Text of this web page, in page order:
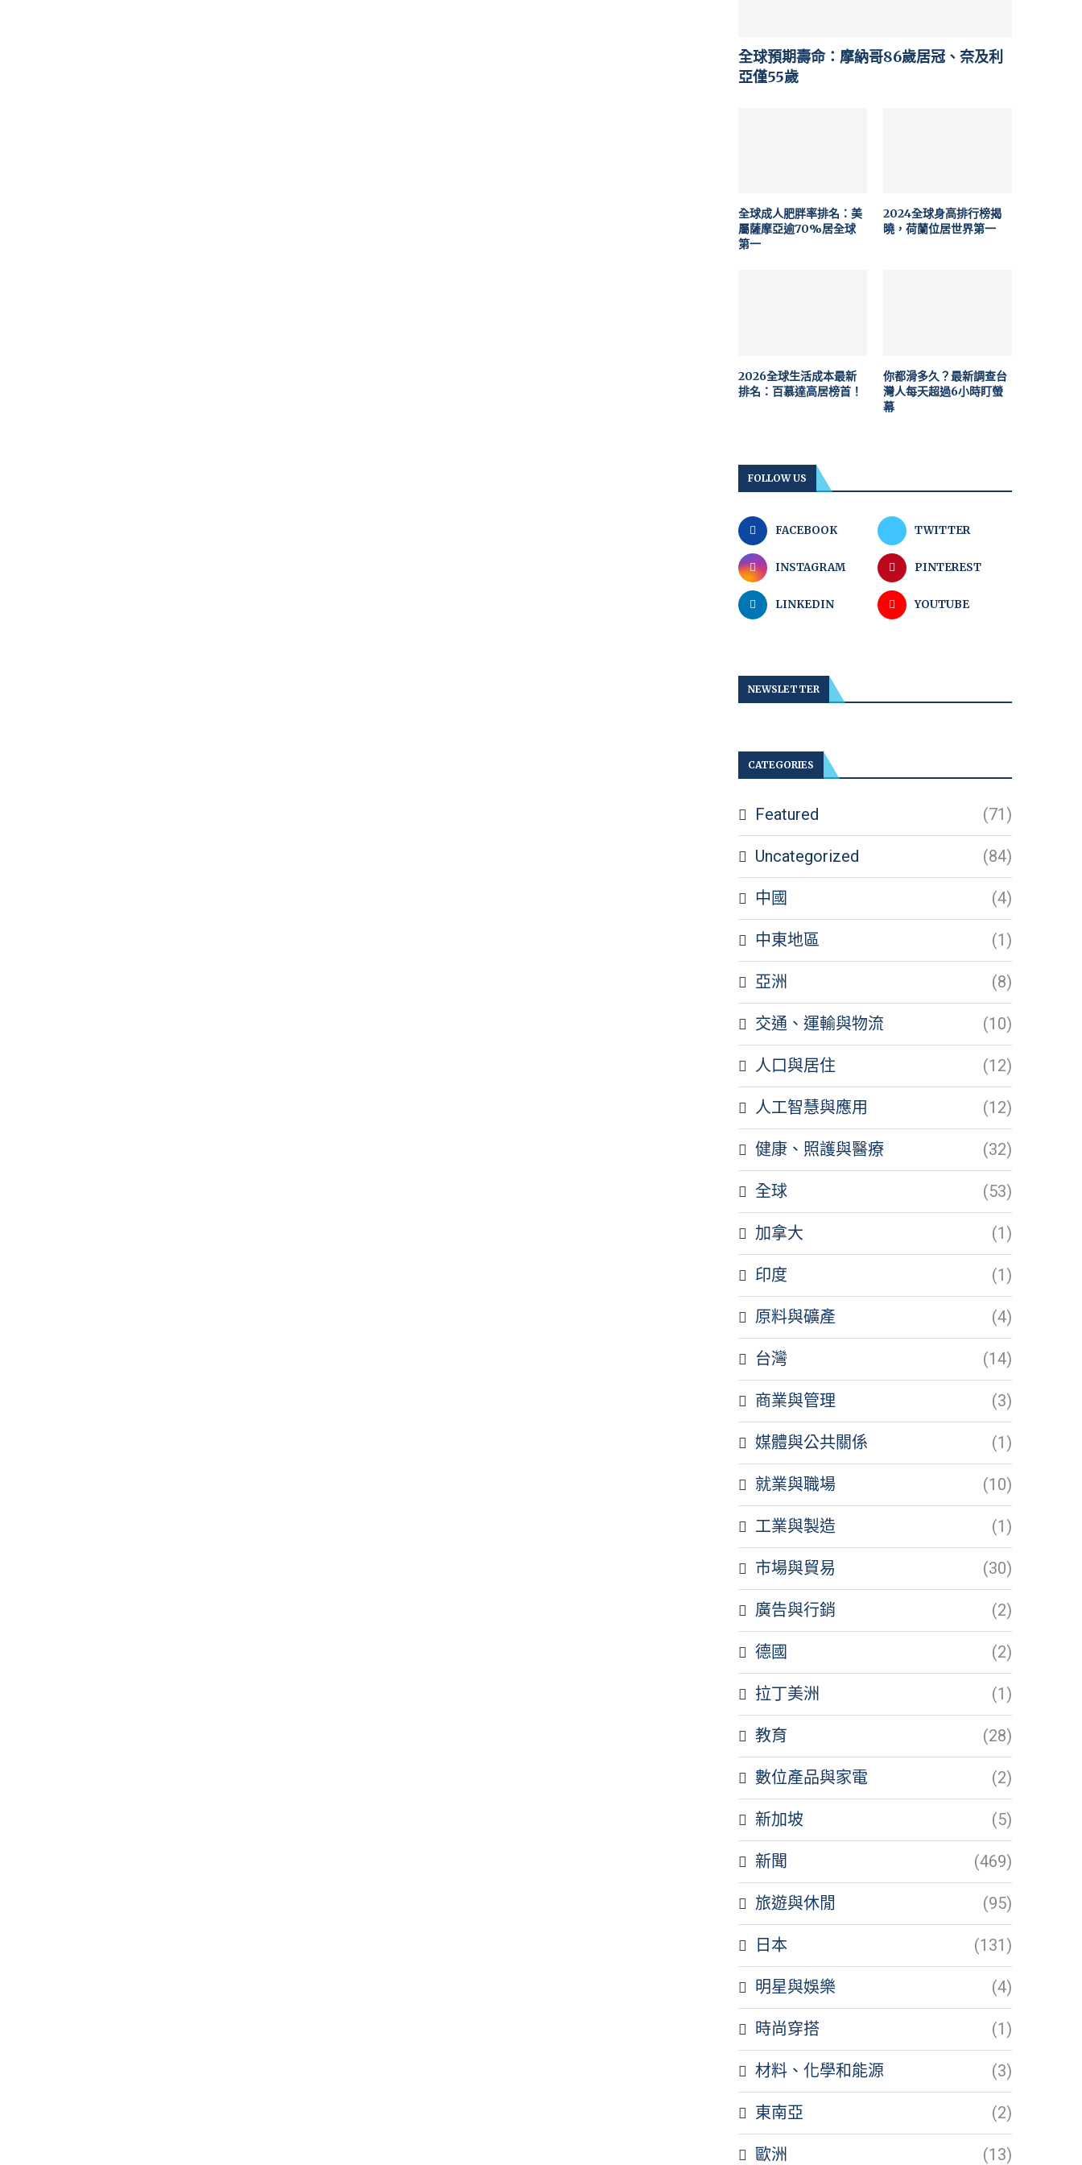
全球預期壽命：摩納哥86歲居冠、奈及利
亞僅55歲
全球成人肥胖率排名：美
屬薩摩亞逾70%居全球
第一
2024全球身高排行榜揭
曉，荷蘭位居世界第一
2026全球生活成本最新
排名：百慕達高居榜首！
你都滑多久？最新調查台
灣人每天超過6小時盯螢
幕
FOLLOW US
FACEBOOK TWITTER
INSTAGRAM PINTEREST
LINKEDIN YOUTUBE
NEWSLETTER
CATEGORIES
Featured (71)
Uncategorized (84)
中國 (4)
中東地區 (1)
亞洲 (8)
交通、運輸與物流 (10)
人口與居住 (12)
人工智慧與應用 (12)
健康、照護與醫療 (32)
全球 (53)
加拿大 (1)
印度 (1)
原料與礦產 (4)
台灣 (14)
商業與管理 (3)
媒體與公共關係 (1)
就業與職場 (10)
工業與製造 (1)
市場與貿易 (30)
廣告與行銷 (2)
德國 (2)
拉丁美洲 (1)
教育 (28)
數位產品與家電 (2)
新加坡 (5)
新聞 (469)
旅遊與休閒 (95)
日本 (131)
明星與娛樂 (4)
時尚穿搭 (1)
材料、化學和能源 (3)
東南亞 (2)
歐洲 (13)